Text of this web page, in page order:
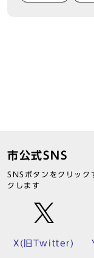
市公式SNS
SNSボタンをクリック
クします
X(旧Twitter)